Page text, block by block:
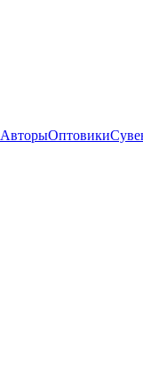
АвторыОптовики